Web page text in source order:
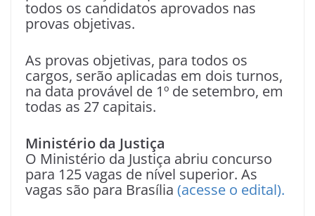
todos os candidatos aprovados nas
provas objetivas.
As provas objetivas, para todos os
cargos, serão aplicadas em dois turnos,
na data provável de 1º de setembro, em
todas as 27 capitais.
Ministério da Justiça
O Ministério da Justiça abriu concurso
para 125 vagas de nível superior. As
vagas são para Brasília (acesse o edital).